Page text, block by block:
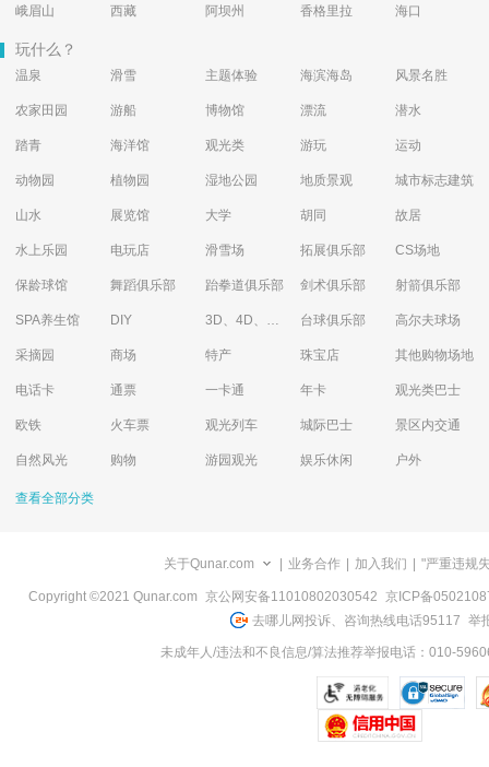
峨眉山 西藏 阿坝州 香格里拉 海口
玩什么？
温泉 滑雪 主题体验 海滨海岛 风景名胜
农家田园 游船 博物馆 漂流 潜水
踏青 海洋馆 观光类 游玩 运动
动物园 植物园 湿地公园 地质景观 城市标志建筑
山水 展览馆 大学 胡同 故居
水上乐园 电玩店 滑雪场 拓展俱乐部 CS场地
保龄球馆 舞蹈俱乐部 跆拳道俱乐部 剑术俱乐部 射箭俱乐部
SPA养生馆 DIY 3D、4D、5D艺术体验馆 台球俱乐部 高尔夫球场
采摘园 商场 特产 珠宝店 其他购物场地
电话卡 通票 一卡通 年卡 观光类巴士
欧铁 火车票 观光列车 城际巴士 景区内交通
自然风光 购物 游园观光 娱乐休闲 户外
查看全部分类
关于Qunar.com 业务合作 加入我们 "严重违规
Copyright ©2021 Qunar.com 京公网安备11010802030542 京ICP备
去哪儿网投诉、咨询热线电话95117 举
未成年人/违法和不良信息/算法推荐举报电话：010-